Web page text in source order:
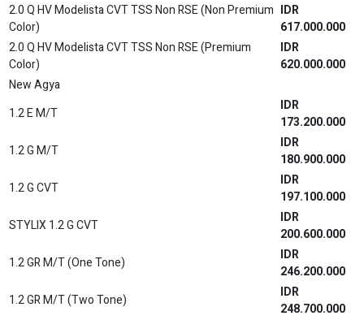
2.0 Q HV Modelista CVT TSS Non RSE (Non Premium
Color)
IDR
617.000.000
2.0 Q HV Modelista CVT TSS Non RSE (Premium
Color)
IDR
620.000.000
New Agya
1.2 E M/T
IDR
173.200.000
1.2 G M/T
IDR
180.900.000
1.2 G CVT
IDR
197.100.000
STYLIX 1.2 G CVT
IDR
200.600.000
1.2 GR M/T (One Tone)
IDR
246.200.000
1.2 GR M/T (Two Tone)
IDR
248.700.000